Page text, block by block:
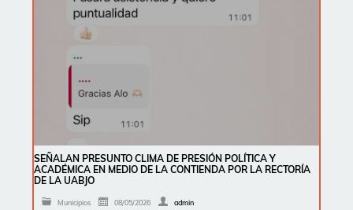
SEÑALAN PRESUNTO CLIMA DE PRESIÓN POLÍTICA Y
ACADÉMICA EN MEDIO DE LA CONTIENDA POR LA RECTORÍA
DE LA UABJO
Municipios 08/05/2026 admin